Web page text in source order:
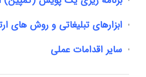
ابزارهای تبلیغاتی و روش های
سایر اقدامات عملی